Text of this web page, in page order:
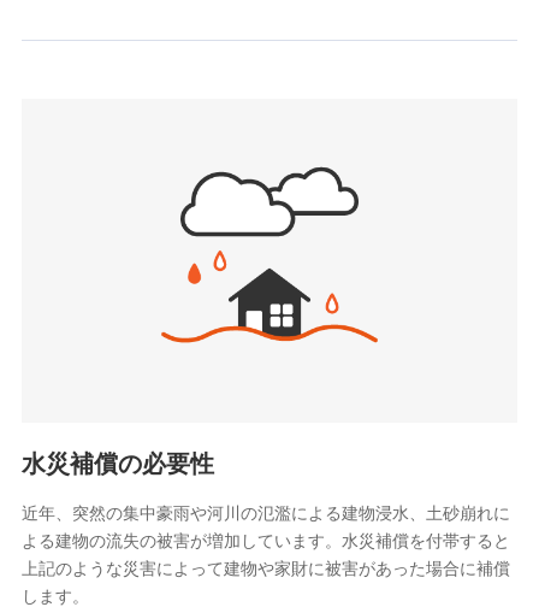
水災補償の必要性
近年、突然の集中豪雨や河川の氾濫による建物浸水、土砂崩れに
よる建物の流失の被害が増加しています。水災補償を付帯すると
上記のような災害によって建物や家財に被害があった場合に補償
します。